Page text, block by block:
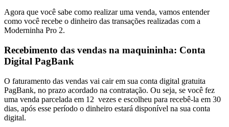
Agora que você sabe como realizar uma venda, vamos entender
como você recebe o dinheiro das transações realizadas com a
Moderninha Pro 2.
Recebimento das vendas na maquininha: Conta
Digital PagBank
O faturamento das vendas vai cair em sua conta digital gratuita
PagBank, no prazo acordado na contratação. Ou seja, se você fez
uma venda parcelada em 12 vezes e escolheu para recebê-la em 30
dias, após esse período o dinheiro estará disponível na sua conta
digital.